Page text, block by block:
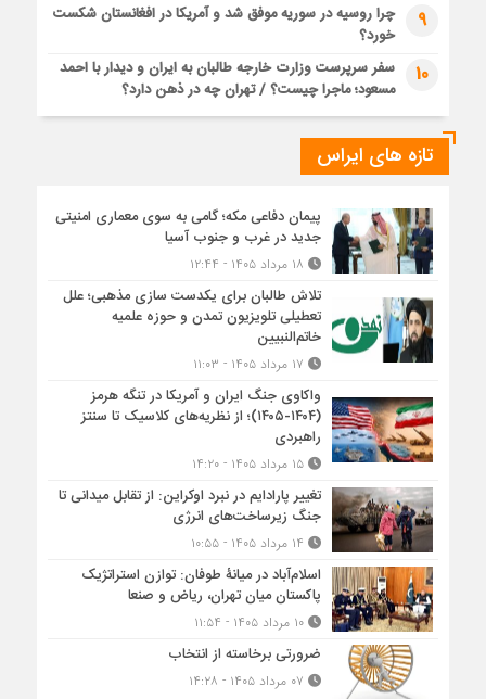
9
چرا روسیه در سوریه موفق شد و آمریکا در افغانستان شکست
خورد؟
10
سفر سرپرست وزارت خارجه طالبان به ایران و دیدار با احمد
مسعود؛ ماجرا چیست؟ / تهران چه در ذهن دارد؟
تازه های ایراس
پیمان دفاعی مکه؛ گامی به سوی معماری امنیتی
جدید در غرب و جنوب آسیا
تلاش طالبان برای یکدست سازی مذهبی؛ علل
تعطیلی تلویزیون تمدن و حوزه علمیه
خاتم‌النبیین
واکاوی جنگ ایران و آمریکا در تنگه هرمز
(۱۴۰۴-۱۴۰۵)؛ از نظریه‌های کلاسیک تا سنتز
راهبردی
۱۵ مرداد ۱۴۰۵ - ۱۴:۲۰
تغییر پارادایم در نبرد اوکراین: از تقابل میدانی تا
جنگ زیرساخت‌های انرژی
اسلام‌آباد در میانۀ طوفان: توازن استراتژیک
پاکستان میان تهران، ریاض و صنعا
۱۰ مرداد ۱۴۰۵ - ۱۱:۵۴
ضرورتی برخاسته از انتخاب